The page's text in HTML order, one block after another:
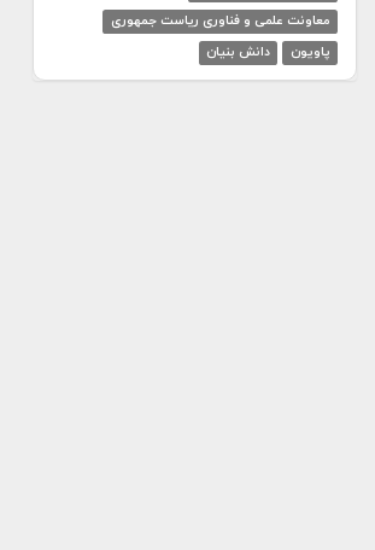
معاونت علمی و فناوری ریاست جمهوری
پاویون
دانش بنیان